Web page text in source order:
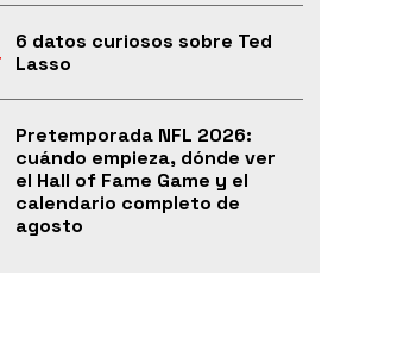
6 datos curiosos sobre Ted
Lasso
Pretemporada NFL 2026:
cuándo empieza, dónde ver
el Hall of Fame Game y el
calendario completo de
agosto